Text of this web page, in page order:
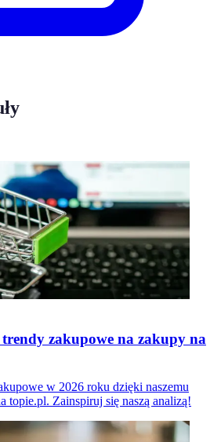
trendy zakupowe na zakupy na
w 2026 roku dzięki naszemu
topie.pl. Zainspiruj się naszą analizą!